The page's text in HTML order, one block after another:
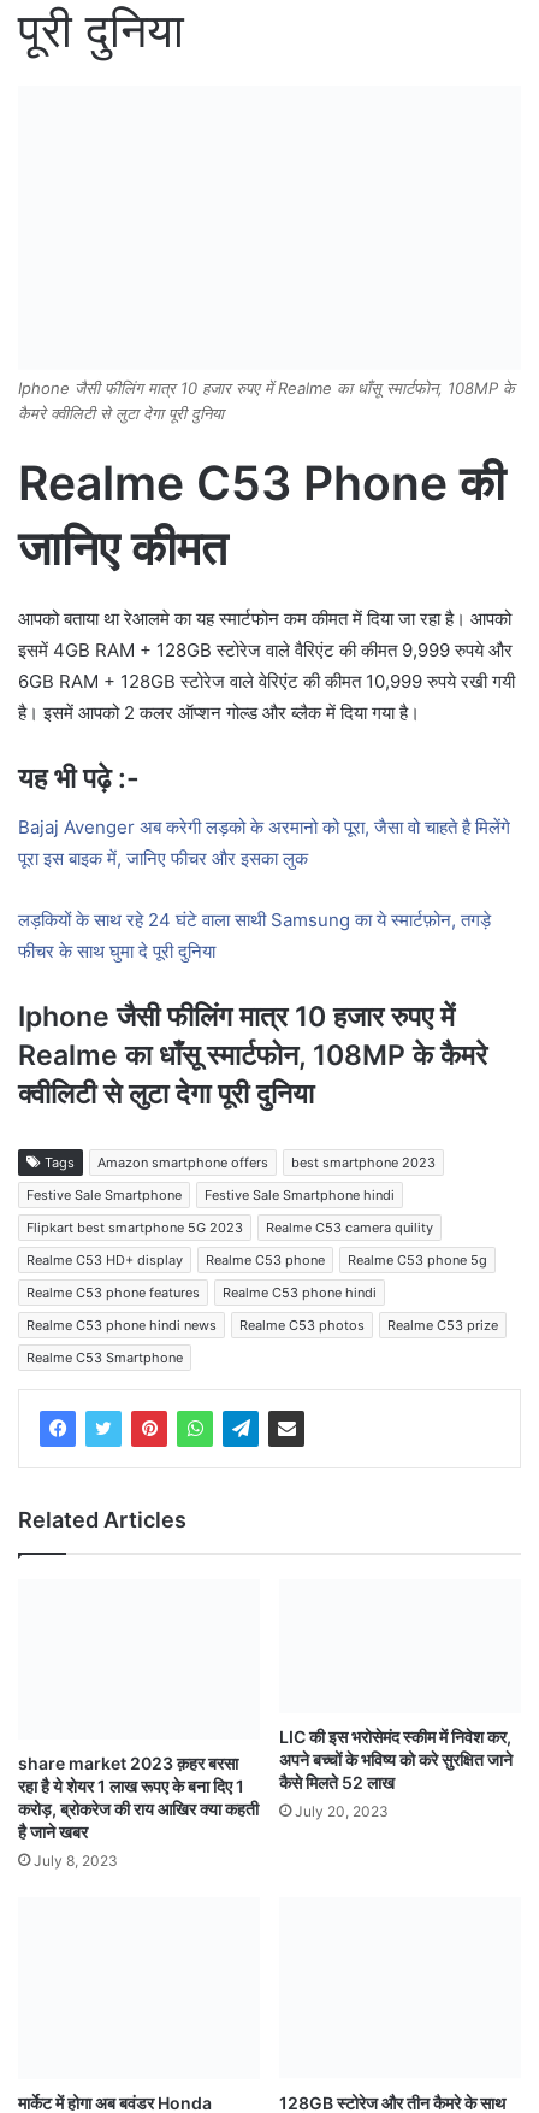
पूरी दुनिया
Iphone जैसी फीलिंग मात्र 10 हजार रुपए में Realme का धाँसू स्मार्टफोन, 108MP के
कैमरे क्वीलिटी से लुटा देगा पूरी दुनिया
Realme C53 Phone की
जानिए कीमत
आपको बताया था रेआलमे का यह स्मार्टफोन कम कीमत में दिया जा रहा है। आपको
इसमें 4GB RAM + 128GB स्टोरेज वाले वैरिएंट की कीमत 9,999 रुपये और
6GB RAM + 128GB स्टोरेज वाले वेरिएंट की कीमत 10,999 रुपये रखी गयी
है। इसमें आपको 2 कलर ऑप्शन गोल्ड और ब्लैक में दिया गया है।
यह भी पढ़े :-
Bajaj Avenger अब करेगी लड़को के अरमानो को पूरा, जैसा वो चाहते है मिलेंगे
पूरा इस बाइक में, जानिए फीचर और इसका लुक
लड़कियों के साथ रहे 24 घंटे वाला साथी Samsung का ये स्मार्टफ़ोन, तगड़े
फीचर के साथ घुमा दे पूरी दुनिया
Iphone जैसी फीलिंग मात्र 10 हजार रुपए में
Realme का धाँसू स्मार्टफोन, 108MP के कैमरे
क्वीलिटी से लुटा देगा पूरी दुनिया
Tags Amazon smartphone offers
best smartphone 2023
Festive Sale Smartphone
Festive Sale Smartphone hindi
Flipkart best smartphone 5G 2023
Realme C53 camera quility
Realme C53 HD+ display
Realme C53 phone
Realme C53 phone 5g
Realme C53 phone features
Realme C53 phone hindi
Realme C53 phone hindi news
Realme C53 photos
Realme C53 prize
Realme C53 Smartphone
Related Articles
share market 2023 क़हर बरसा
रहा है ये शेयर 1 लाख रूपए के बना दिए 1
करोड़, ब्रोकरेज की राय आखिर क्या कहती
है जाने खबर
July 8, 2023
LIC की इस भरोसेमंद स्कीम में निवेश कर,
अपने बच्चों के भविष्य को करे सुरक्षित जाने
कैसे मिलते 52 लाख
July 20, 2023
मार्केट में होगा अब बवंडर Honda 128GB स्टोरेज और तीन कैमरे के साथ